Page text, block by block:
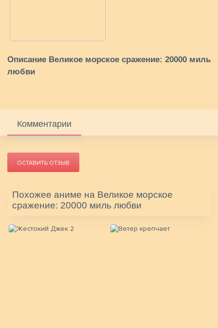
Описание Великое морское сражение: 20000 миль
любви
Комментарии
ОСТАВИТЬ ОТЗЫВ
Похожее аниме на Великое морское
сражение: 20000 миль любви